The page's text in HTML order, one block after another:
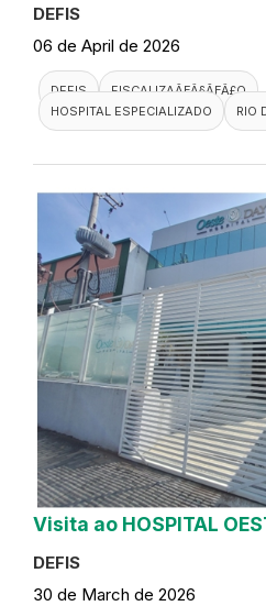
DEFIS
06 de April de 2026
DEFIS
FISCALIZAÃƑÂ§ÃƑÂ£O
HOSPITAL ESPECIALIZADO
RIO
Visita ao HOSPITAL
DEFIS
30 de March de 2026